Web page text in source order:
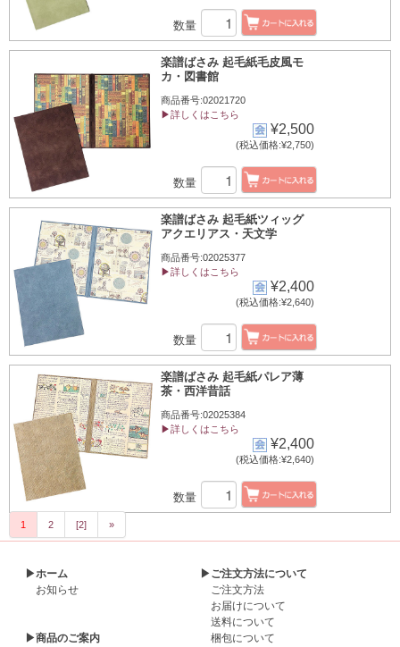
数量
楽譜ばさみ 起毛紙毛皮風モ
カ・図書館
商品番号:02021720
▶詳しくはこちら
¥2,500
(税込価格:¥2,750)
数量
楽譜ばさみ 起毛紙ツィッグ
アクエリアス・天文学
商品番号:02025377
▶詳しくはこちら
¥2,400
(税込価格:¥2,640)
数量
楽譜ばさみ 起毛紙パレア薄
茶・西洋昔話
商品番号:02025384
▶詳しくはこちら
¥2,400
(税込価格:¥2,640)
数量
1 2 [2] »
▶ホーム
お知らせ
▶商品のご案内
▶ご注文方法について
ご注文方法
お届けについて
送料について
梱包について